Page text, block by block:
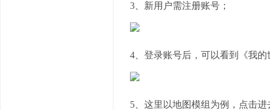
3、新用户需注册账号；
4、登录账号后，可以看到《我
5、这里以地图模组为例，点击